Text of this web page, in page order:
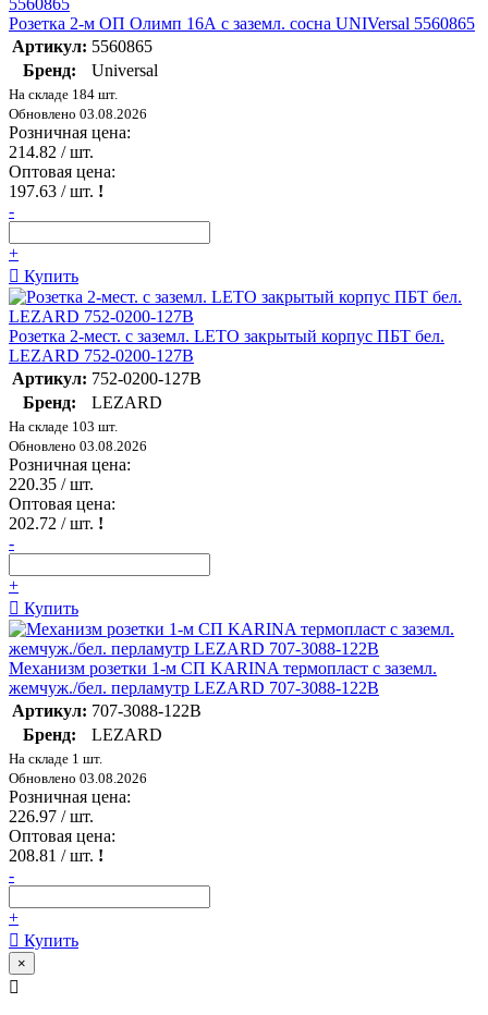
Розетка 2-м ОП Олимп 16А с заземл. сосна UNIVersal 5560865
Артикул: 5560865
Бренд:
Universal
На складе 184 шт.
Обновлено 03.08.2026
Розничная цена:
214.82 / шт.
Оптовая цена:
197.63 / шт. !
-
+
Купить
Розетка 2-мест. с заземл. LETO закрытый корпус ПБТ бел.
LEZARD 752-0200-127B
Артикул: 752-0200-127B
Бренд:
LEZARD
На складе 103 шт.
Обновлено 03.08.2026
Розничная цена:
220.35 / шт.
Оптовая цена:
202.72 / шт. !
-
+
Купить
Механизм розетки 1-м СП KARINA термопласт с заземл.
жемчуж./бел. перламутр LEZARD 707-3088-122B
Артикул: 707-3088-122B
Бренд:
LEZARD
На складе 1 шт.
Обновлено 03.08.2026
Розничная цена:
226.97 / шт.
Оптовая цена:
208.81 / шт. !
-
+
Купить
×